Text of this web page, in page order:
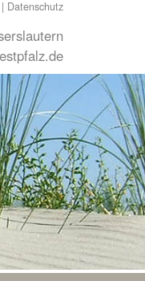
| Datenschutz